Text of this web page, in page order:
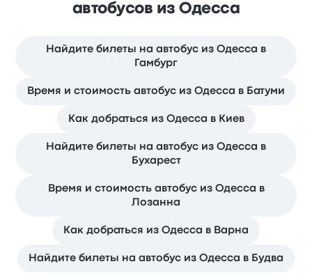
автобусов из Одесса
Найдите билеты на автобус из Одесса в
Гамбург
Время и стоимость автобус из Одесса в Батуми
Как добраться из Одесса в Киев
Найдите билеты на автобус из Одесса в
Бухарест
Время и стоимость автобус из Одесса в
Лозанна
Как добраться из Одесса в Варна
Найдите билеты на автобус из Одесса в Будва